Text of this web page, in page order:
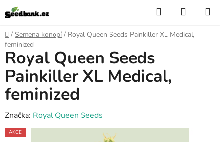
Přejít
na
obsah
Hledat
KOŠÍK
Domů
/ Semena konopí / Royal Queen Seeds Painkiller XL Medical,
feminized
Royal Queen Seeds
Painkiller XL Medical,
feminized
Značka: Royal Queen Seeds
AKCE